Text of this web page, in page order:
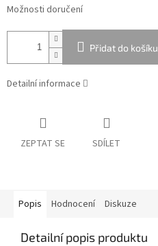
Možnosti doručení
Přidat do košíku
Detailní informace
ZEPTAT SE SDÍLET
Popis Hodnocení Diskuze
Detailní popis produktu